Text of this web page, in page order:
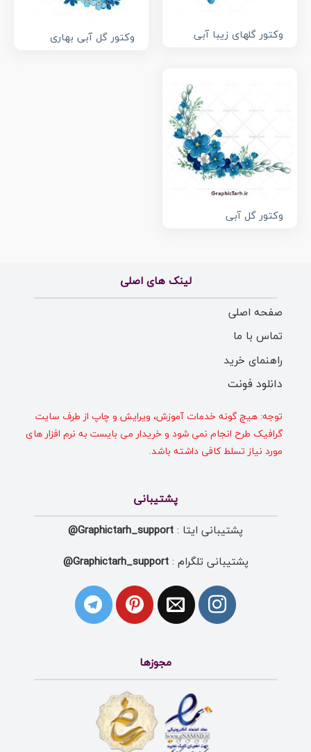
وکتور گلهای زیبا آبی وکتور گل آبی بهاری
وکتور گل آبی
لینک های اصلی
صفحه اصلی
تماس با ما
راهنمای خرید
دانلود فونت
توجه: هیچ گونه خدمات آموزش، ویرایش و چاپ از طرف سایت
گرافیک طرح انجام نمی شود و خریدار می بایست به نرم افزار های
مورد نیاز تسلط کافی داشته باشد.
پشتیبانی
پشتیبانی ایتا : Graphictarh_support@
پشتیبانی تلگرام :Graphictarh_support@
مجوزها